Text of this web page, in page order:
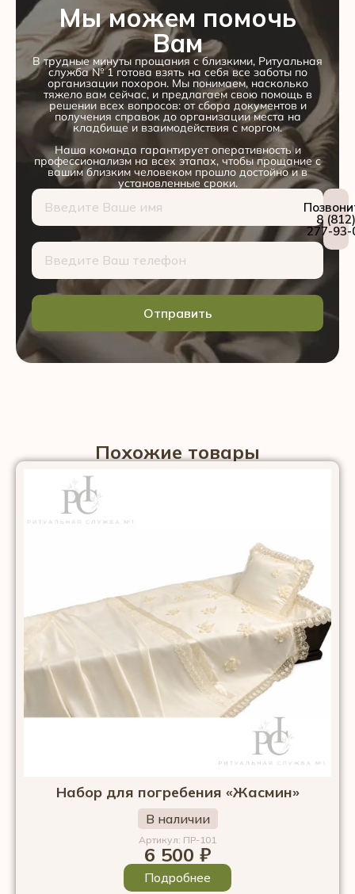
Мы можем помочь
Вам
В трудные минуты прощания с близкими, Ритуальная
служба № 1 готова взять на себя все заботы по
организации похорон. Мы понимаем, насколько
тяжело вам сейчас, и предлагаем свою помощь в
решении всех вопросов: от сбора документов и
получения справок до организации места на
кладбище и взаимодействия с моргом.
Наша команда гарантирует оперативность и
профессионализм на всех этапах, чтобы прощание с
вашим близким человеком прошло достойно и в
установленные сроки.
Отправить
8 (812)
277-93-
Похожие товары
Набор для погребения «Жасмин»
В наличии
Артикул: ПР-101
6 500 ₽
Подробнее